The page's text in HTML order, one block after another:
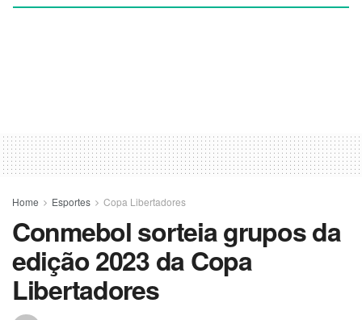
Home Esportes Copa Libertadores
Conmebol sorteia grupos da
edição 2023 da Copa
Libertadores